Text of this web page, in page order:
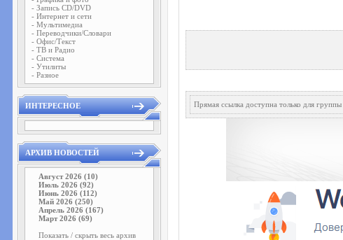
- Запись CD/DVD
- Интернет и сети
- Мультимедиа
- Переводчики/Словари
- Офис/Текст
- ТВ и Радио
- Система
- Утилиты
- Разное
ИНТЕРЕСНОЕ
АРХИВ НОВОСТЕЙ
Август 2026 (10)
Июль 2026 (92)
Июнь 2026 (112)
Май 2026 (250)
Апрель 2026 (167)
Март 2026 (69)
Показать / скрыть весь архив
Прямая ссылка доступна только для группы